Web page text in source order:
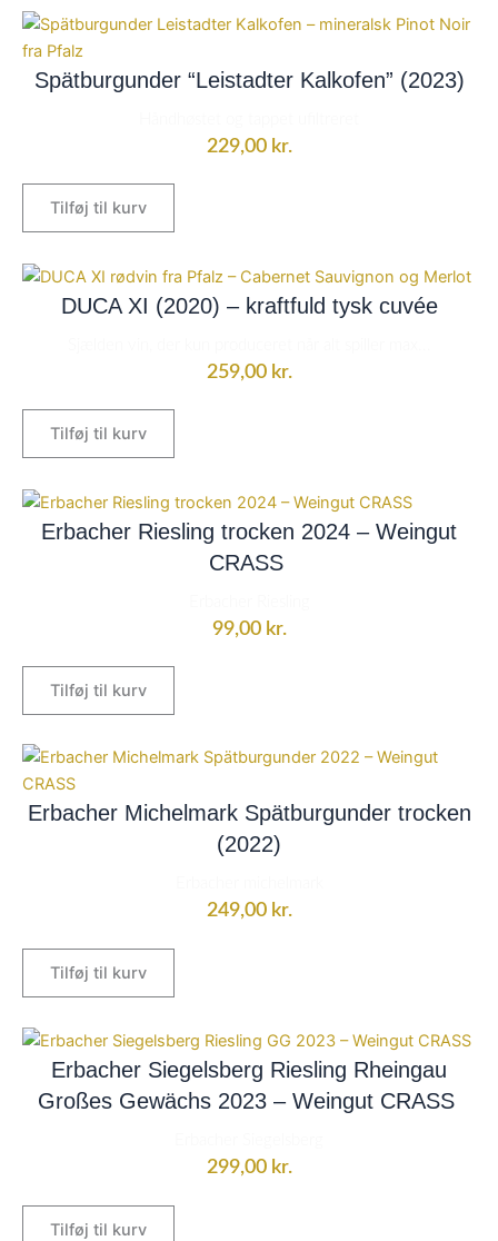
Spätburgunder “Leistadter Kalkofen” (2023)
229,00 kr.
Tilføj til kurv
DUCA XI (2020) – kraftfuld tysk cuvée
259,00 kr.
Tilføj til kurv
Erbacher Riesling trocken 2024 – Weingut
CRASS
99,00 kr.
Tilføj til kurv
Erbacher Michelmark Spätburgunder trocken
(2022)
249,00 kr.
Tilføj til kurv
Erbacher Siegelsberg Riesling Rheingau
Großes Gewächs 2023 – Weingut CRASS
299,00 kr.
Tilføj til kurv